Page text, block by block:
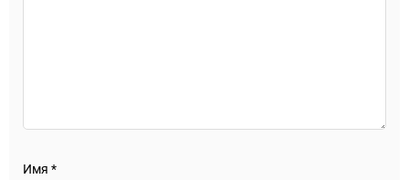
Имя *